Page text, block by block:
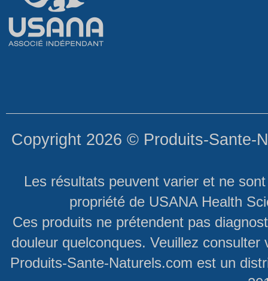
Copyright 2026 © Produits-Sante-
Les résultats peuvent varier et ne
propriété de USANA Health
Ces produits ne prétendent pas
douleur quelconques. Veuillez
Produits-Sante-Naturels.com est un